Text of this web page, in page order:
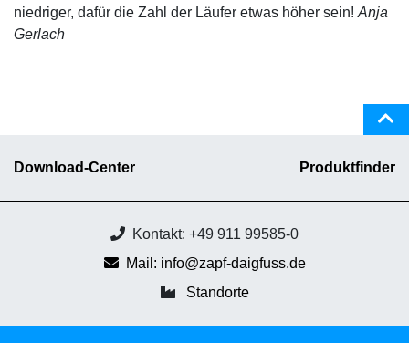
niedriger, dafür die Zahl der Läufer etwas höher sein! Anja
Gerlach
Download-Center Produktfinder
Kontakt: +49 911 99585-0
Mail: info@zapf-daigfuss.de
Standorte